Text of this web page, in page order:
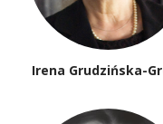
Irena Grudzińska-